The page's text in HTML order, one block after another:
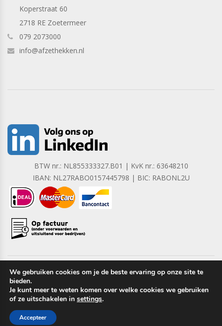
Koperstraat 60
2718 RE Zoetermeer
079 2073000
info@afzethekken.nl
BTW nr.: NL855333327.B01 | KvK nr.: 63648210
IBAN: NL27RABO0157445798 | BIC: RABONL2U
Copyright © 2023 Barrera B.V. Alle rechten voorbehouden.
We gebruiken cookies om je de beste ervaring op onze site te
bieden.
Je kunt meer te weten komen over welke cookies we gebruiken
of ze uitschakelen in settings.
Accepteer